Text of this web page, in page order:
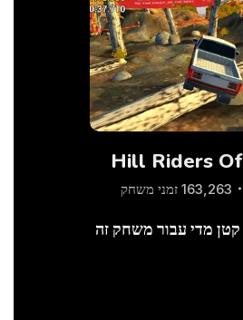
Hill Riders
163,263 זמני משחק
מדי עבור משחק זה